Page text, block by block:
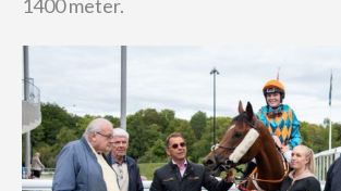
1400 meter.